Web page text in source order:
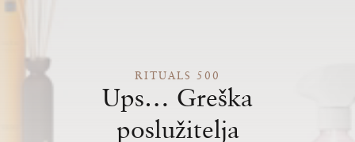
RITUALS 500
Ups… Greška
poslužitelja